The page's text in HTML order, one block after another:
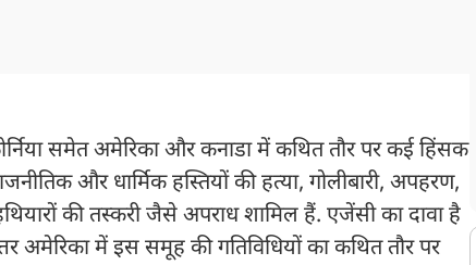
समेत अमेरिका और कनाडा में कथित तौर पर कई हिंसक
और धार्मिक हस्तियों की हत्या, गोलीबारी, अपहरण,
की तस्करी जैसे अपराध शामिल हैं. एजेंसी का दावा है
अमेरिका में इस समूह की गतिविधियों का कथित तौर पर